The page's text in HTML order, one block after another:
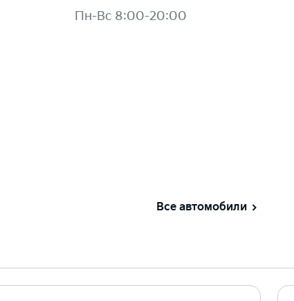
Пн-Вс 8:00-20:00
Все автомобили